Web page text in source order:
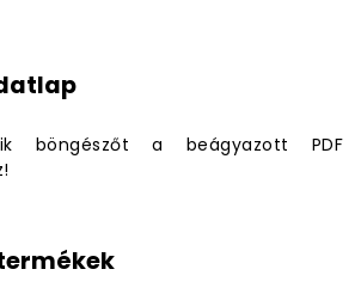
böngészőt a beágyazott PDF